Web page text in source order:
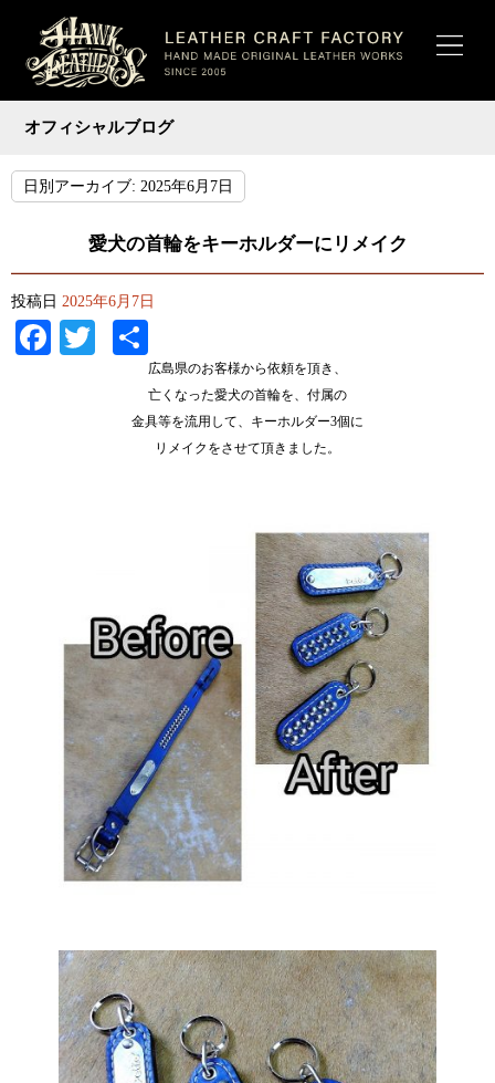
オフィシャルブログ
日別アーカイブ: 2025年6月7日
愛犬の首輪をキーホルダーにリメイク
投稿日 2025年6月7日
Facebook
Twitter
有
広島県のお客様から依頼を頂き、
亡くなった愛犬の首輪を、付属の
金具等を流用して、キーホルダー3個に
リメイクをさせて頂きました。